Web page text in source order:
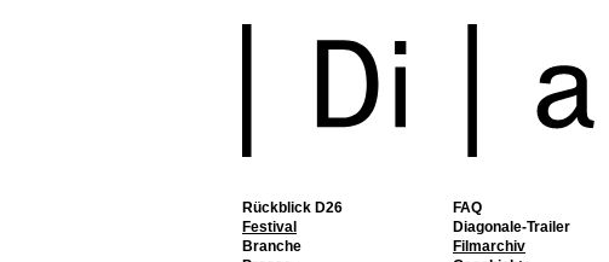
Rückblick D26
Festival
FAQ
Diagonale-Trailer
Filmarchiv
Branche